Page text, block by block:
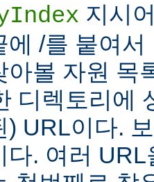
지시
에 /를 붙여
아볼 자원 목
디렉토리에
) URL이다.
다. 여러